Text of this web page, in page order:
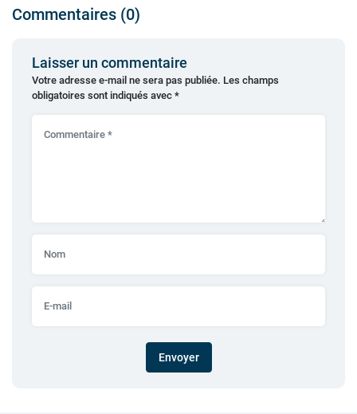
Commentaires (0)
Laisser un commentaire
Votre adresse e-mail ne sera pas publiée. Les champs
obligatoires sont indiqués avec *
Envoyer